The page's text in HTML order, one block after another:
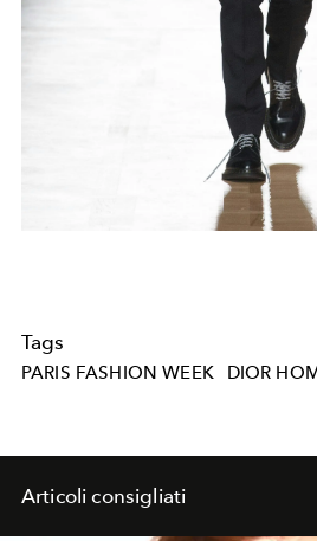
Tags
PARIS FASHION WEEK DIOR
Articoli consigliati